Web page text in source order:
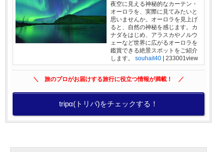
夜空に見える神秘的なカーテン・
オーロラを、実際に見てみたいと
思いませんか。オーロラを見上げ
ると、自然の神秘を感じます。カ
ナダをはじめ、アラスカやノルウ
ェーなど世界に広がるオーロラを
鑑賞できる絶景スポットをご紹介
します。
souhait40| 233001view
＼ 旅のプロがお届けする旅行に役立つ情報が満載！ ／
tripα(トリパ)をチェックする！